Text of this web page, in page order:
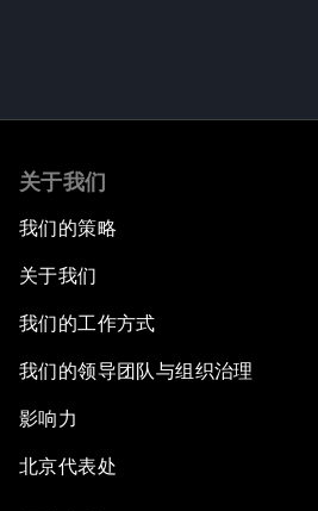
关于我们
我们的策略
关于我们
我们的工作方式
我们的领导团队与组织治理
影响力
北京代表处